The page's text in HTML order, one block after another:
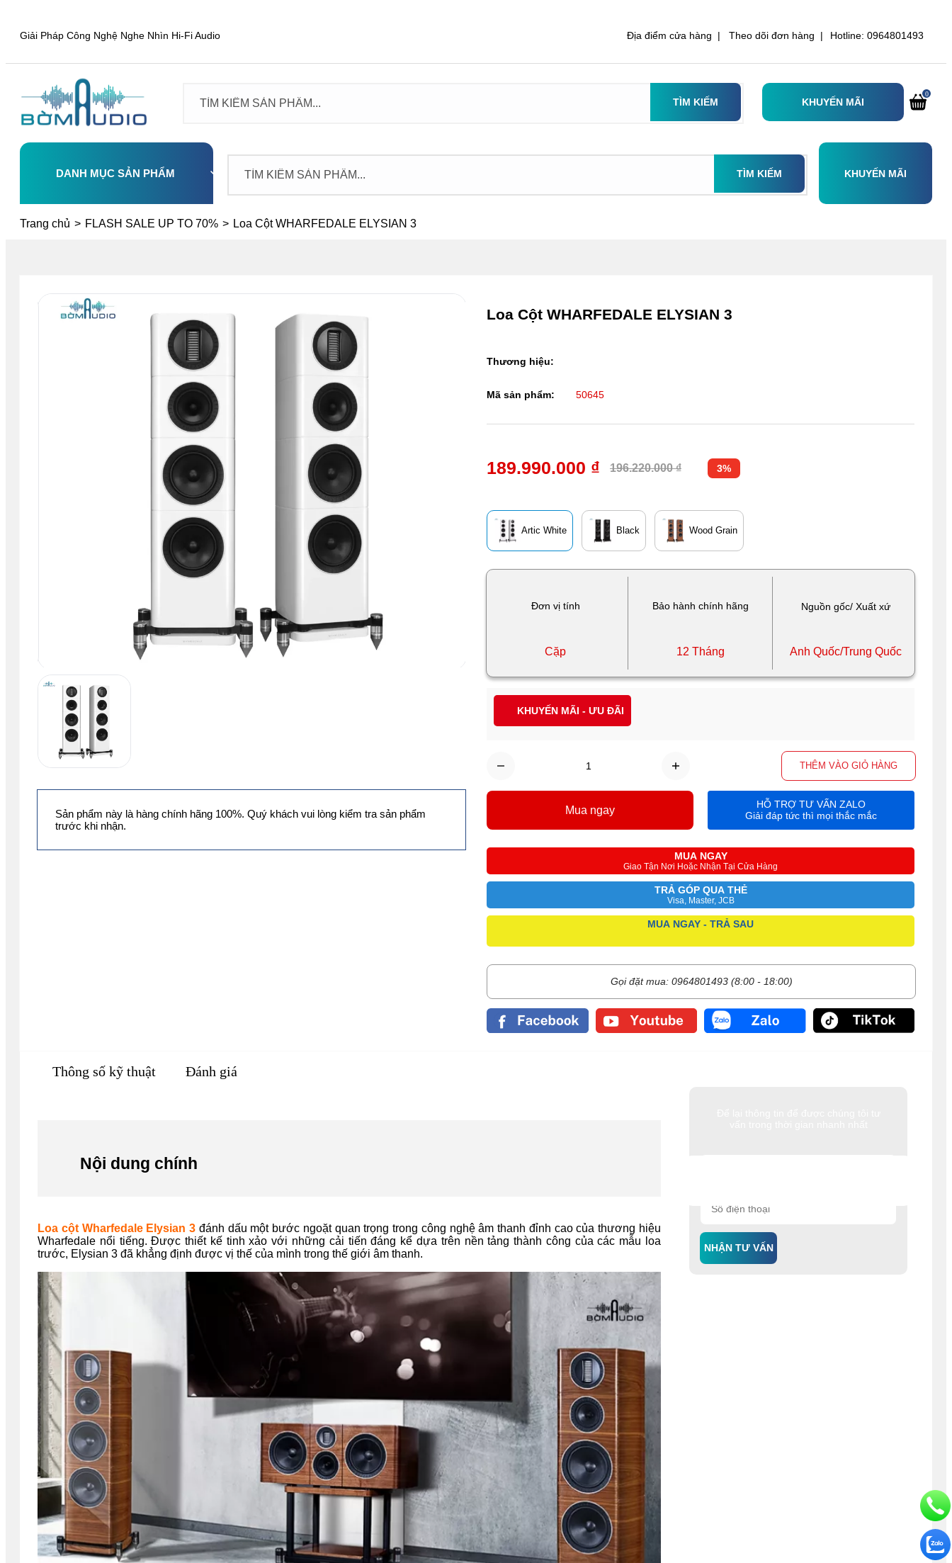
Giải Pháp Công Nghệ Nghe Nhìn Hi-Fi Audio Địa điểm cửa hàng | Theo dõi đơn hàng | Hotline: 0964801493
TÌM KIẾM KHUYẾN MÃI
0
DANH MỤC SẢN PHẨM
Select TÌM KIẾM KHUYẾN MÃI
Trang chủ > FLASH SALE UP TO 70% > Loa Cột WHARFEDALE ELYSIAN 3
Đơn vị tính Bảo hành chính hãng Nguồn gốc/ Xuất xứ
Cặp 12 Tháng Anh Quốc/Trung Quốc
Loa Cột WHARFEDALE ELYSIAN 3
Artic White Black Wood Grain
THÊM VÀO GIỎ HÀNG
MUA NGAY
Giao Tận Nơi Hoặc Nhận Tại Cửa Hàng
TRẢ GÓP QUA THẺ
Visa, Master, JCB
MUA NGAY - TRẢ SAU
Gọi đặt mua: 0964801493 (8:00 - 18:00)
189.990.000 ₫ 196.220.000 ₫ 3%
Thương hiệu:
Mã sản phẩm: 50645
Mua ngay
HỖ TRỢ TƯ VẤN ZALO
Giải đáp tức thì mọi thắc mắc
KHUYẾN MÃI - ƯU ĐÃI
Sản phẩm này là hàng chính hãng 100%. Quý khách vui lòng kiểm tra sản phẩm
trước khi nhận.
NHẬN TƯ VẤN
Thông số kỹ thuật Đánh giá
Nội dung chính
Loa cột Wharfedale Elysian 3 đánh dấu một bước ngoặt quan trọng trong công nghệ âm thanh đỉnh cao của thương hiệu
Wharfedale nổi tiếng. Được thiết kế tinh xảo với những cải tiến đáng kể dựa trên nền tảng thành công của các mẫu loa
trước, Elysian 3 đã khẳng định được vị thế của mình trong thế giới âm thanh.